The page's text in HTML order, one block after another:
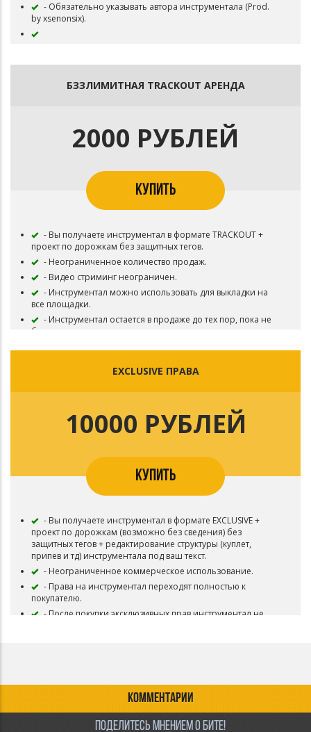
- Обязательно указывать автора инструментала (Prod.
by xsenonsix).
будут выкуплены эксклюзивные права.
БЗЗЛИМИТНАЯ TRACKOUT АРЕНДА
2000 РУБЛЕЙ
КУПИТЬ
- Вы получаете инструментал в формате TRACKOUT +
проект по дорожкам без защитных тегов.
- Неограниченное количество продаж.
- Видео стриминг неограничен.
- Инструментал можно использовать для выкладки на
все площадки.
- Инструментал остается в продаже до тех пор, пока не
будут выкуплены эксклюзивные права.
EXCLUSIVE ПРАВА
10000 РУБЛЕЙ
КУПИТЬ
- Вы получаете инструментал в формате EXCLUSIVE +
проект по дорожкам (возможно без сведения) без
защитных тегов + редактирование структуры (куплет,
припев и тд) инструментала под ваш текст.
- Неограниченное коммерческое использование.
- Права на инструментал переходят полностью к
покупателю.
- После покупки эксклюзивных прав инструментал не
КОММЕНТАРИИ
ПОДЕЛИТЕСЬ МНЕНИЕМ О БИТЕ!